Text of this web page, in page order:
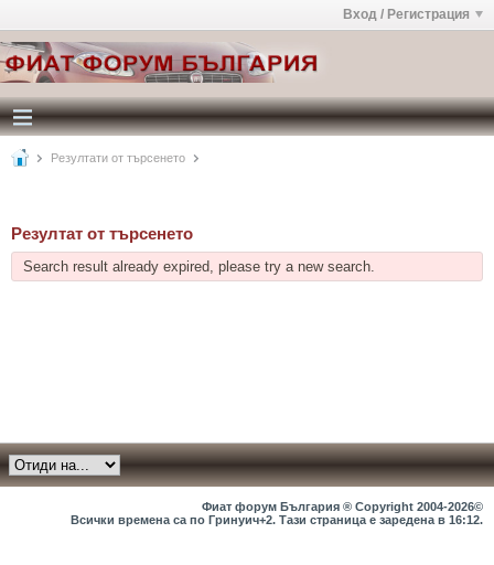
Вход / Регистрация
Резултати от търсенето
Резултат от търсенето
Search result already expired, please try a new search.
Фиат форум България ® Copyright 2004-2026©
Всички времена са по Гринуич+2. Тази страница е заредена в 16:12.